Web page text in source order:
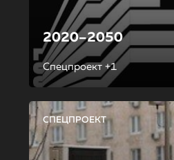
2020–2050
Спецпроект +1
СПЕЦПРОЕКТ